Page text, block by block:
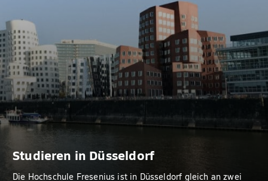
Studieren in Düsseldorf
Die Hochschule Fresenius ist in Düsseldorf gleich an zwei